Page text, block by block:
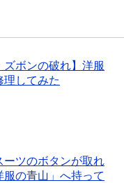
ズボンの破れ】洋服
理してみた
ーツのボタンが取れ
服の青山」へ持って